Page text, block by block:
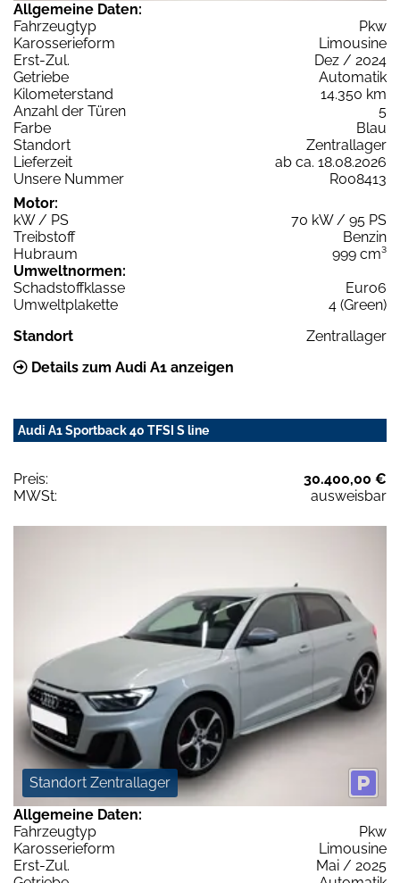
Allgemeine Daten:
Fahrzeugtyp
Pkw
Karosserieform
Limousine
Erst-Zul.
Dez / 2024
Getriebe
Automatik
Kilometerstand
14.350 km
Anzahl der Türen
5
Farbe
Blau
Standort
Zentrallager
Lieferzeit
ab ca. 18.08.2026
Unsere Nummer
R008413
Motor:
kW / PS
70 kW / 95 PS
Treibstoff
Benzin
Hubraum
999 cm³
Umweltnormen:
Schadstoffklasse
Euro6
Umweltplakette
4 (Green)
Standort
Zentrallager
Details zum Audi A1 anzeigen
Audi A1 Sportback 40 TFSI S line
Preis:
30.400,00 €
MWSt:
ausweisbar
Standort Zentrallager
Allgemeine Daten:
Fahrzeugtyp
Pkw
Karosserieform
Limousine
Erst-Zul.
Mai / 2025